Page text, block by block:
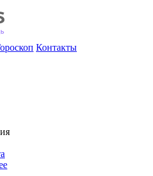
Контакты